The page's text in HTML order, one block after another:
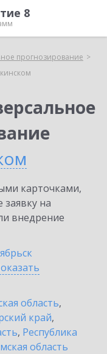
8
прогнозирование
карточками,
на
внедрение
область,
край,
, Республика
область